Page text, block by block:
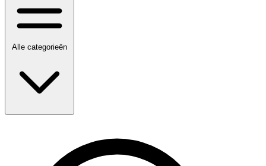
Alle categorieën